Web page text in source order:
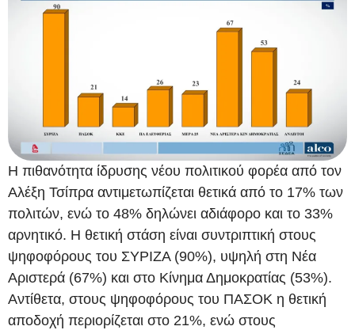
Η πιθανότητα ίδρυσης νέου πολιτικού φορέα από τον
Αλέξη Τσίπρα αντιμετωπίζεται θετικά από το 17% των
πολιτών, ενώ το 48% δηλώνει αδιάφορο και το 33%
αρνητικό. Η θετική στάση είναι συντριπτική στους
ψηφοφόρους του ΣΥΡΙΖΑ (90%), υψηλή στη Νέα
Αριστερά (67%) και στο Κίνημα Δημοκρατίας (53%).
Αντίθετα, στους ψηφοφόρους του ΠΑΣΟΚ η θετική
αποδοχή περιορίζεται στο 21%, ενώ στους